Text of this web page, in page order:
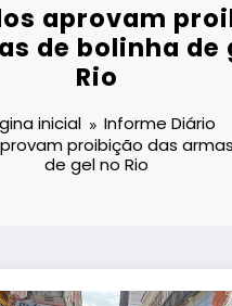
aprovam
de bolinha de
Rio
inicial
Informe Diário
proibição das
de gel no Rio